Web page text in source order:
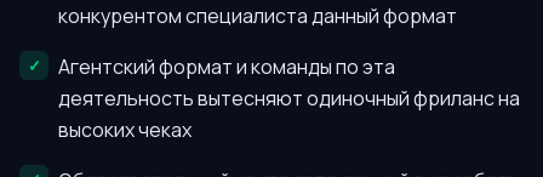
конкурентом специалиста данный формат
Агентский формат и команды по эта
деятельность вытесняют одиночный фриланс на
высоких чеках